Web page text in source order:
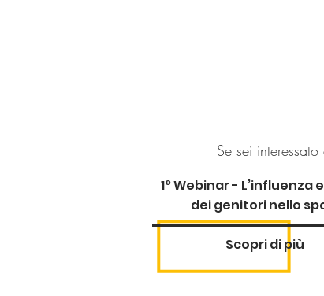
Se sei
1° Webinar - L’influenza
dei genitori nello
Scopri di più